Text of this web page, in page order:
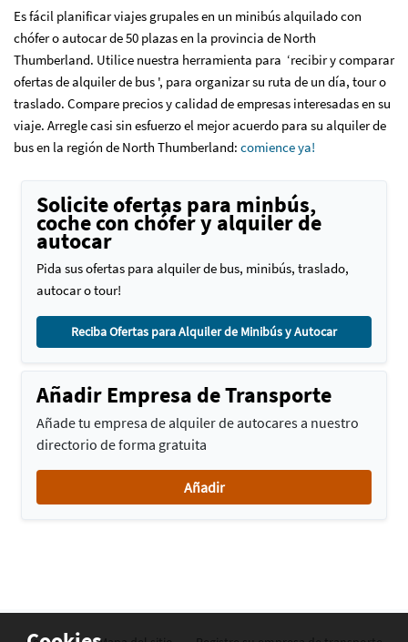
Es fácil planificar viajes grupales en un minibús alquilado con
chófer o autocar de 50 plazas en la provincia de North
Thumberland. Utilice nuestra herramienta para ‘recibir y comparar
ofertas de alquiler de bus ', para organizar su ruta de un día, tour o
traslado. Compare precios y calidad de empresas interesadas en su
viaje. Arregle casi sin esfuerzo el mejor acuerdo para su alquiler de
bus en la región de North Thumberland: comience ya!
Solicite ofertas para minbús,
coche con chófer y alquiler de
autocar
Pida sus ofertas para alquiler de bus, minibús, traslado,
autocar o tour!
Reciba Ofertas para Alquiler de Minibús y Autocar
Añadir Empresa de Transporte
Añade tu empresa de alquiler de autocares a nuestro
directorio de forma gratuita
Añadir